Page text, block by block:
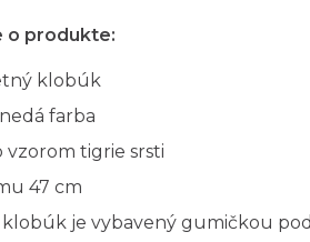
o produkte:
klobúk
farba
vzorom tigrie srsti
47 cm
klobúk je vybavený gumičkou